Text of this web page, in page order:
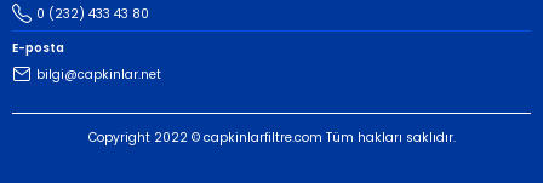
0 (232) 433 43 80
E-posta
bilgi@capkinlar.net
Copyright 2022 © capkinlarfiltre.com Tüm hakları saklıdır.